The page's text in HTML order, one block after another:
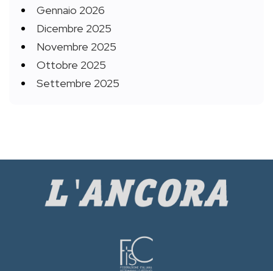
Gennaio 2026
Dicembre 2025
Novembre 2025
Ottobre 2025
Settembre 2025